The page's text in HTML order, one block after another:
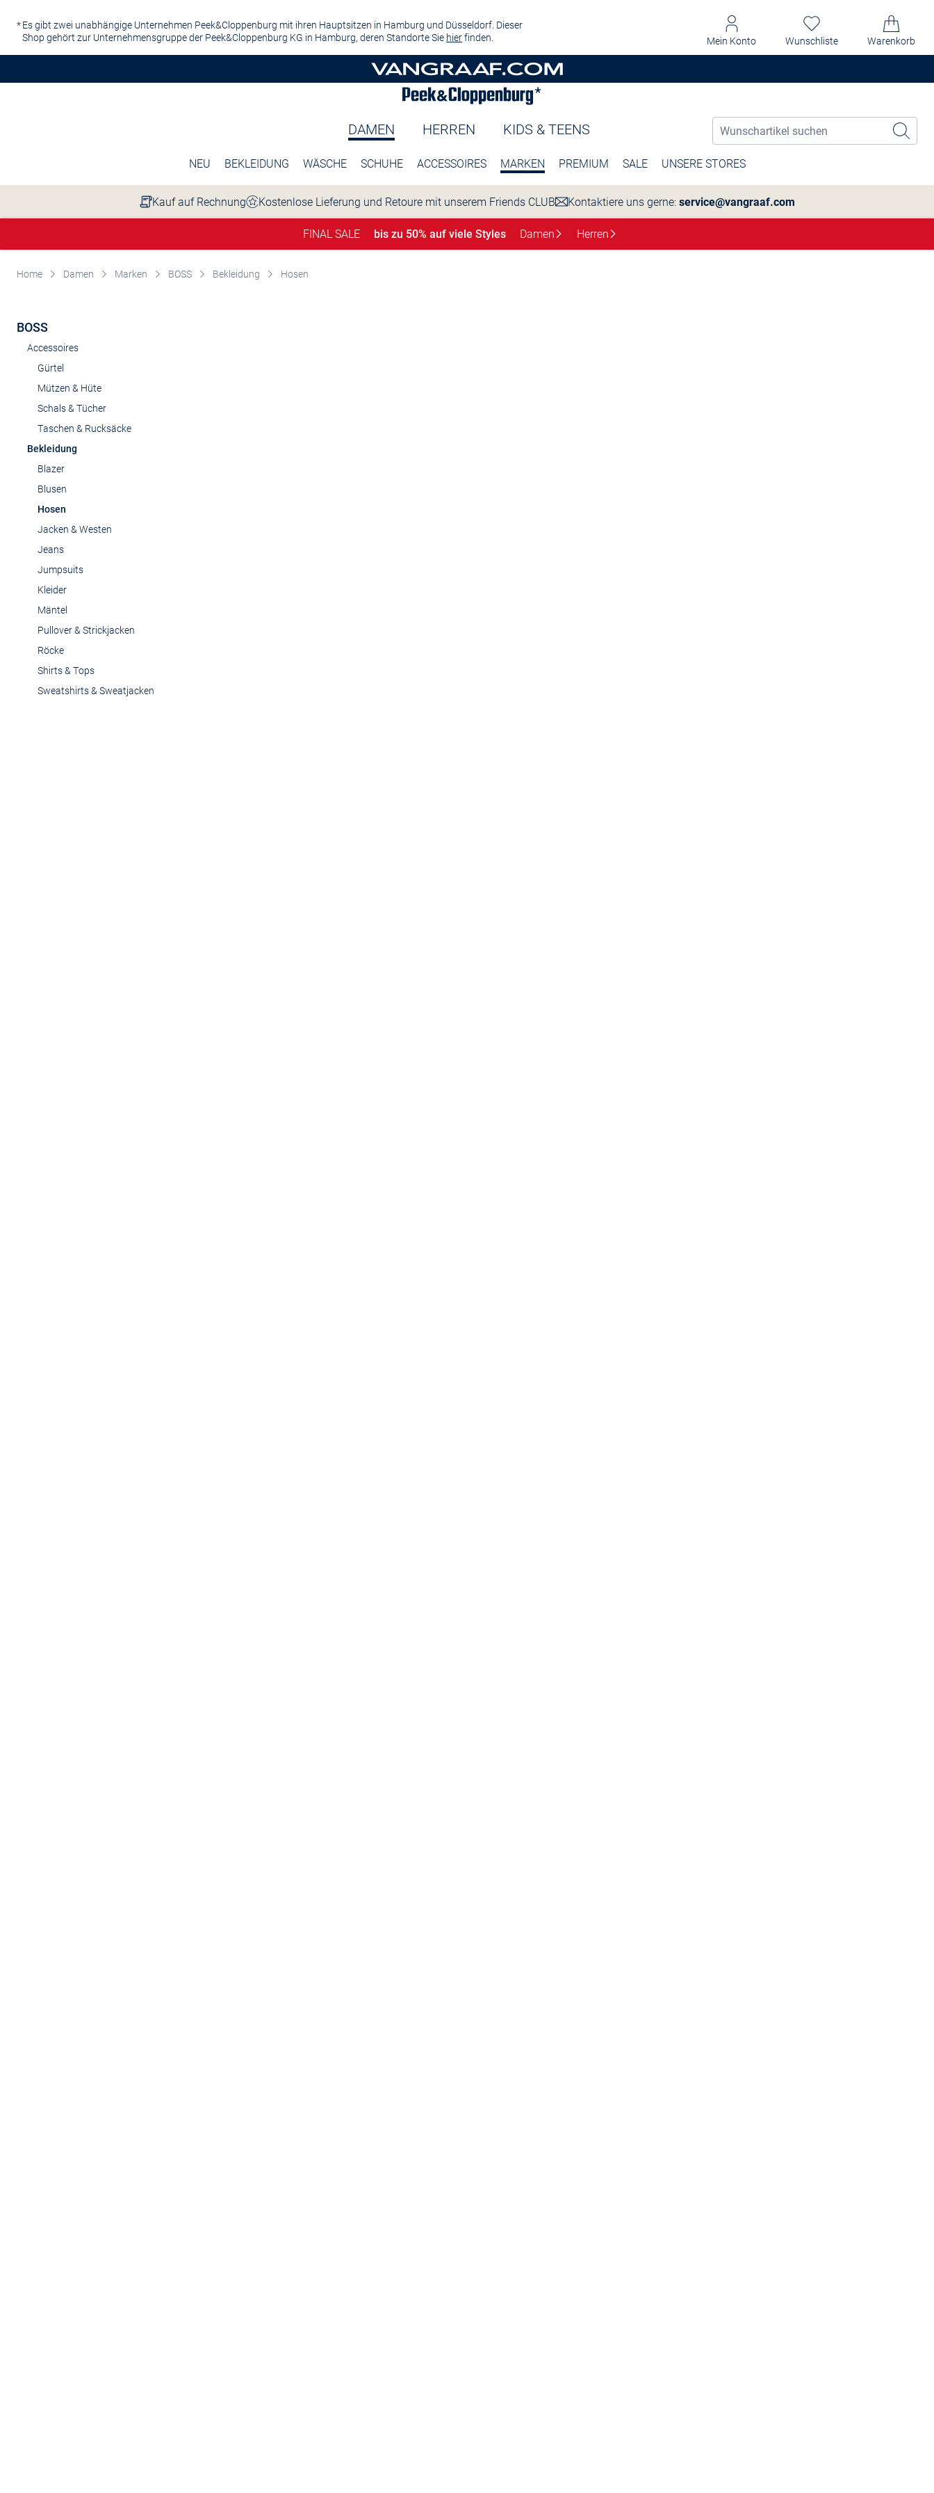
Es gibt zwei unabhängige Unternehmen Peek&Cloppenburg mit ihren Hauptsitzen in Hamburg und Düsseldorf. Dieser
Shop gehört zur Unternehmensgruppe der Peek&Cloppenburg KG in Hamburg, deren Standorte Sie hierfinden. Mein Konto Wunschliste Warenkorb
DAMEN HERREN KIDS & TEENS
NEU BEKLEIDUNG WÄSCHE SCHUHE ACCESSOIRES MARKEN PREMIUM SALE UNSERE STORES
Kauf auf Rechnung Kostenlose Lieferung und Retoure mit unserem Friends CLUB Kontaktiere uns gerne: service@vangraaf.com
FINAL SALE bis zu 50% auf viele Styles Damen Herren
Home Damen Marken BOSS Bekleidung Hosen
BOSS
Accessoires
Gürtel
Mützen & Hüte
Schals & Tücher
Taschen & Rucksäcke
Bekleidung
Blazer
Blusen
Hosen
Jacken & Westen
Jeans
Jumpsuits
Kleider
Mäntel
Pullover & Strickjacken
Röcke
Shirts & Tops
Sweatshirts & Sweatjacken